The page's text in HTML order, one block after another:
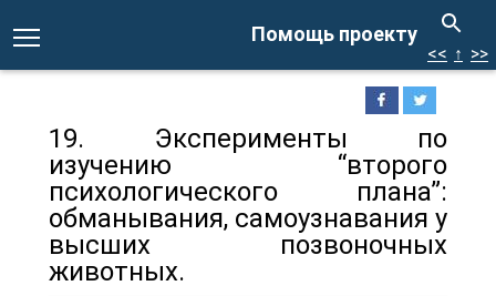
Помощь проекту
<< ↑ >>
19. Эксперименты по
изучению “второго
психологического плана”:
обманывания, самоузнавания у
высших позвоночных
животных.